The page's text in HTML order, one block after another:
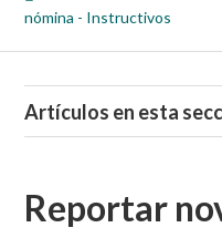
nómina - Instructivos
Artículos en esta
Reportar